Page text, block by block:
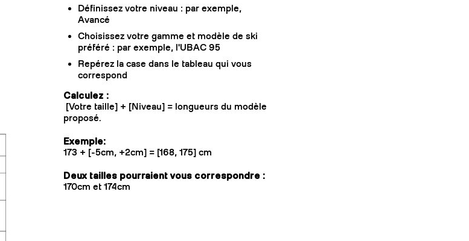
Définissez votre niveau : par exemple,
Avancé
Choisissez votre gamme et modèle de ski
préféré : par exemple, l'UBAC 95
Repérez la case dans le tableau qui vous
correspond
Calculez :
[Votre taille] + [Niveau] = longueurs du modèle
proposé.
Exemple:
173 + [-5cm, +2cm] = [168, 175] cm
Deux tailles pourraient vous correspondre :
170cm et 174cm